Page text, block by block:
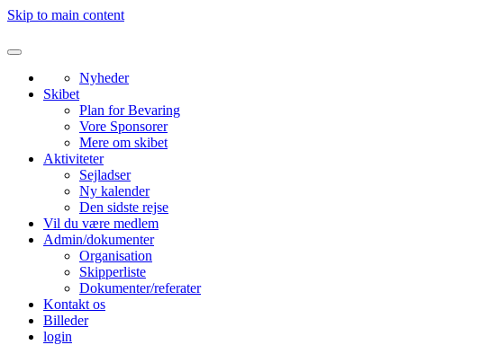
Skip to main content
Nyheder
Skibet
Plan for Bevaring
Vore Sponsorer
Mere om skibet
Aktiviteter
Sejladser
Ny kalender
Den sidste rejse
Vil du være medlem
Admin/dokumenter
Organisation
Skipperliste
Dokumenter/referater
Kontakt os
Billeder
login